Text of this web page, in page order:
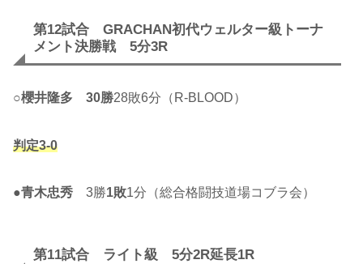
第12試合 GRACHAN初代ウェルター級トーナ
メント決勝戦 5分3R
○櫻井隆多 30勝28敗6分（R-BLOOD）
判定3-0
●青木忠秀 3勝1敗1分（総合格闘技道場コブラ会）
第11試合 ライト級 5分2R延長1R